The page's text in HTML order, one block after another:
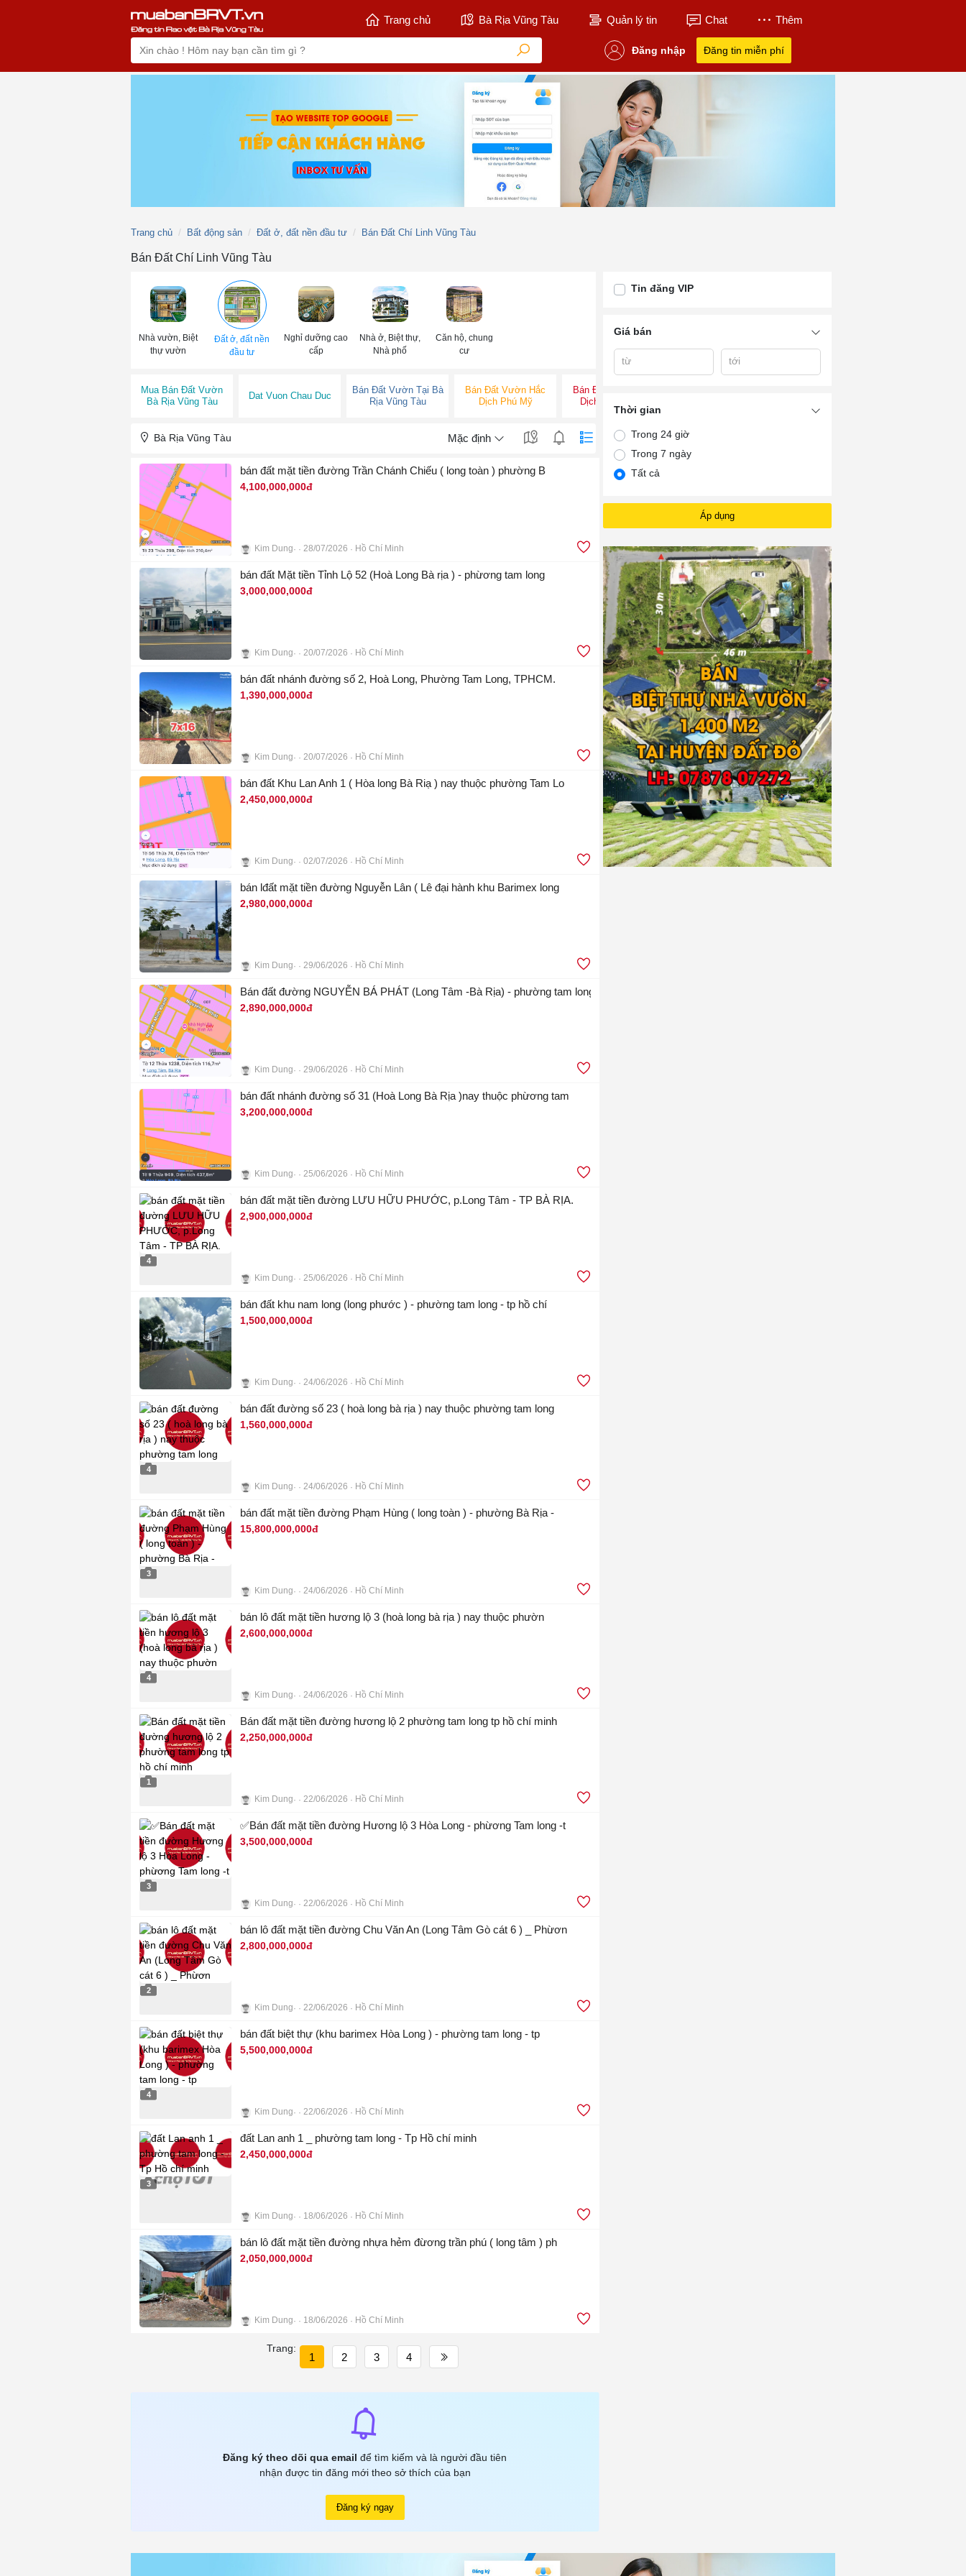
Trang chủ Bà Rịa Vũng Tàu Quản lý tin Chat Thêm
Đăng nhập Đăng tin miễn phí
Trang chủ Bất động sản Đất ở, đất nền đầu tư Bán Đất Chí Linh Vũng Tàu
Bán Đất Chí Linh Vũng Tàu
Nhà vườn, Biệt
thự vườn
Đất ở, đất nền
đầu tư
Nghỉ dưỡng cao
cấp
Nhà ở, Biệt thự,
Nhà phố
Căn hộ, chung
cư
Mua Bán Đất Vườn
Bà Rịa Vũng Tàu
Dat Vuon Chau Duc
Bán Đất Vườn Tại Bà
Rịa Vũng Tàu
Bán Đất Vườn Hắc
Dịch Phú Mỹ
Bán Đất Vườn Hắc
Dịch Tân Thành
Bà Rịa Vũng Tàu Mặc định
bán đất mặt tiền đường Trần Chánh Chiếu ( long toàn ) phường B
4,100,000,000đ
Kim Dung 28/07/2026 Hồ Chí Minh
bán đất Mặt tiền Tỉnh Lộ 52 (Hoà Long Bà rịa ) - phừơng tam long
3,000,000,000đ
Kim Dung 20/07/2026 Hồ Chí Minh
bán đất nhánh đường số 2, Hoà Long, Phường Tam Long, TPHCM.
1,390,000,000đ
Kim Dung 20/07/2026 Hồ Chí Minh
bán đất Khu Lan Anh 1 ( Hòa long Bà Riạ ) nay thuộc phường Tam Lo
2,450,000,000đ
Kim Dung 02/07/2026 Hồ Chí Minh
bán lđất mặt tiền đường Nguyễn Lân ( Lê đại hành khu Barimex long
2,980,000,000đ
Kim Dung 29/06/2026 Hồ Chí Minh
Bán đất đường NGUYỄN BÁ PHÁT (Long Tâm -Bà Rịa) - phường tam long
2,890,000,000đ
Kim Dung 29/06/2026 Hồ Chí Minh
bán đất nhánh đường số 31 (Hoà Long Bà Rịa )nay thuộc phừơng tam
3,200,000,000đ
Kim Dung 25/06/2026 Hồ Chí Minh
4
bán đất mặt tiền đường LƯU HỮU PHƯỚC, p.Long Tâm - TP BÀ RỊA.
2,900,000,000đ
Kim Dung 25/06/2026 Hồ Chí Minh
bán đất khu nam long (long phước ) - phường tam long - tp hồ chí
1,500,000,000đ
Kim Dung 24/06/2026 Hồ Chí Minh
4
bán đất đường số 23 ( hoà long bà rịa ) nay thuộc phường tam long
1,560,000,000đ
Kim Dung 24/06/2026 Hồ Chí Minh
3
bán đất mặt tiền đường Phạm Hùng ( long toàn ) - phường Bà Rịa -
15,800,000,000đ
Kim Dung 24/06/2026 Hồ Chí Minh
4
bán lô đất mặt tiền hương lộ 3 (hoà long bà rịa ) nay thuộc phườn
2,600,000,000đ
Kim Dung 24/06/2026 Hồ Chí Minh
1
Bán đất mặt tiền đường hương lộ 2 phường tam long tp hồ chí minh
2,250,000,000đ
Kim Dung 22/06/2026 Hồ Chí Minh
3
✅Bán đất mặt tiền đường Hương lộ 3 Hòa Long - phừơng Tam long -t
3,500,000,000đ
Kim Dung 22/06/2026 Hồ Chí Minh
2
bán lô đất mặt tiền đường Chu Văn An (Long Tâm Gò cát 6 ) _ Phừơn
2,800,000,000đ
Kim Dung 22/06/2026 Hồ Chí Minh
4
bán đất biệt thự (khu barimex Hòa Long ) - phường tam long - tp
5,500,000,000đ
Kim Dung 22/06/2026 Hồ Chí Minh
3
đất Lan anh 1 _ phường tam long - Tp Hồ chí minh
2,450,000,000đ
Kim Dung 18/06/2026 Hồ Chí Minh
bán lô đất mặt tiền đường nhựa hẻm đừơng trần phú ( long tâm ) ph
2,050,000,000đ
Kim Dung 18/06/2026 Hồ Chí Minh
Trang:
1 2 3 4
Đăng ký theo dõi qua email để tìm kiếm và là người đầu tiên
nhận được tin đăng mới theo sở thích của bạn
Đăng ký ngay
Tin đăng VIP
Giá bán
từ tới
Thời gian
Trong 24 giờ
Trong 7 ngày
Tất cả
Áp dụng